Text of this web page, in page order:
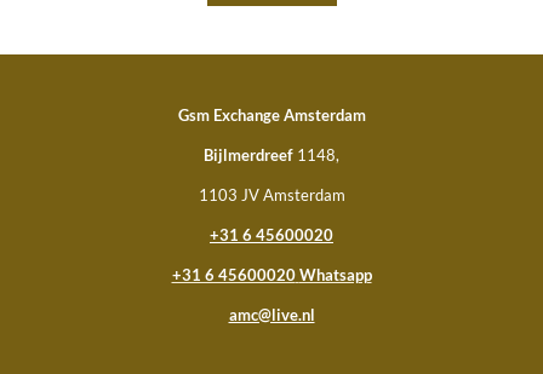
Gsm Exchange Amsterdam
Bijlmerdreef 1148,
1103 JV Amsterdam
+31 6 45600020
+31 6 45600020 Whatsapp
amc@live.nl